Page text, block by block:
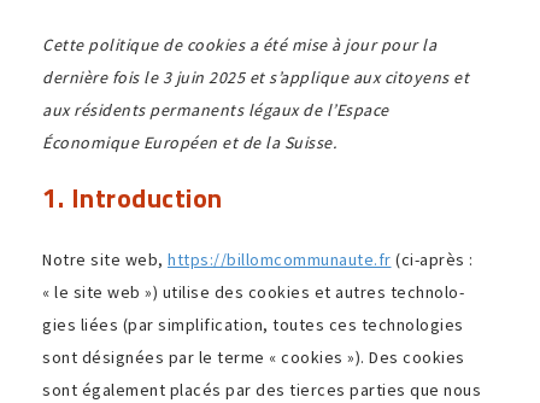
Cette poli­tique de cookies a été mise à jour pour la
dernière fois le 3 juin 2025 et s’applique aux citoyens et
aux rési­dents perma­nents légaux de l’Espace
Économique Européen et de la Suisse.
1. Introduction
Notre site web, https://billomcommunaute.fr (ci-après :
« le site web ») utilise des cookies et autres tech­no­lo­
gies liées (par simpli­fi­ca­tion, toutes ces tech­no­lo­gies
sont dési­gnées par le terme « cookies »). Des cookies
sont égale­ment placés par des tierces parties que nous